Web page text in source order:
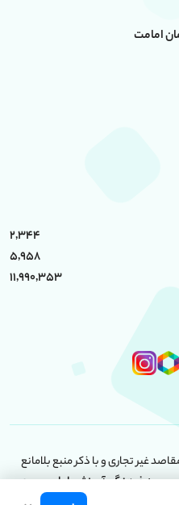
2,344
5,958
11,990,353
غیر تجاری و با ذکر منبع بلامانع
فرهنگی آموزشی امام حسین